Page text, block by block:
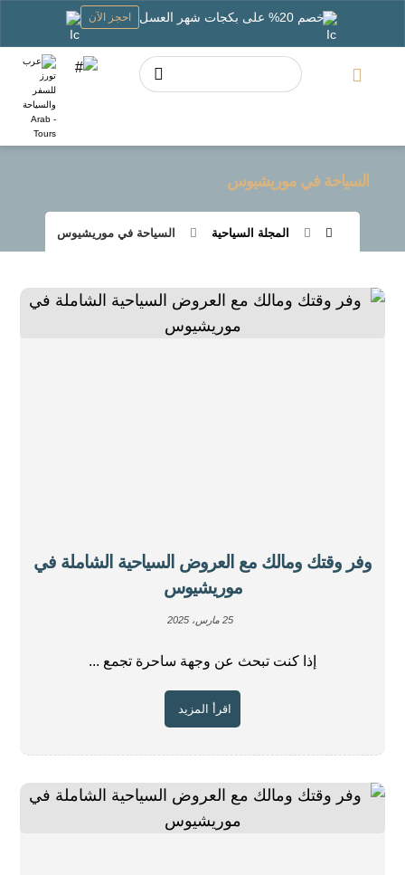
خصم 20% على بكجات شهر العسل احجز الآن
السياحة في موريشيوس
المجلة السياحية السياحة في موريشيوس
وفر وقتك ومالك مع العروض السياحية الشاملة في
موريشيوس
25 مارس، 2025
إذا كنت تبحث عن وجهة ساحرة تجمع ...
اقرأ المزيد